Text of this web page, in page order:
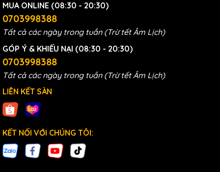
MUA ONLINE (08:30 - 20:30)
0703998388
Tất cả các ngày trong tuần (Trừ tết Âm Lịch)
GÓP Ý & KHIẾU NẠI (08:30 - 20:30)
0703998388
Tất cả các ngày trong tuần (Trừ tết Âm Lịch)
LIÊN KẾT SÀN
KẾT NỐI VỚI CHÚNG TÔI: